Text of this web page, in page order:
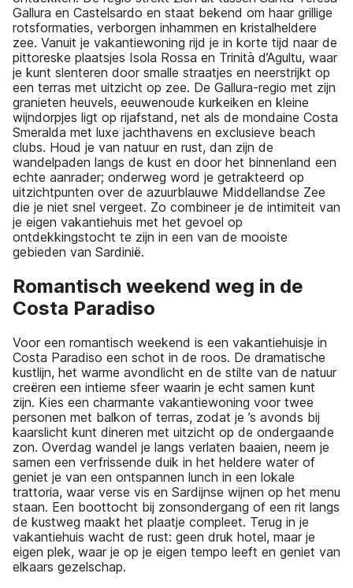
Gallura en Castelsardo en staat bekend om haar grillige
rotsformaties, verborgen inhammen en kristalheldere
zee. Vanuit je vakantiewoning rijd je in korte tijd naar de
pittoreske plaatsjes Isola Rossa en Trinità d’Agultu, waar
je kunt slenteren door smalle straatjes en neerstrijkt op
een terras met uitzicht op zee. De Gallura-regio met zijn
granieten heuvels, eeuwenoude kurkeiken en kleine
wijndorpjes ligt op rijafstand, net als de mondaine Costa
Smeralda met luxe jachthavens en exclusieve beach
clubs. Houd je van natuur en rust, dan zijn de
wandelpaden langs de kust en door het binnenland een
echte aanrader; onderweg word je getrakteerd op
uitzichtpunten over de azuurblauwe Middellandse Zee
die je niet snel vergeet. Zo combineer je de intimiteit van
je eigen vakantiehuis met het gevoel op
ontdekkingstocht te zijn in een van de mooiste
gebieden van Sardinië.
Romantisch weekend weg in de
Costa Paradiso
Voor een romantisch weekend is een vakantiehuisje in
Costa Paradiso een schot in de roos. De dramatische
kustlijn, het warme avondlicht en de stilte van de natuur
creëren een intieme sfeer waarin je echt samen kunt
zijn. Kies een charmante vakantiewoning voor twee
personen met balkon of terras, zodat je ’s avonds bij
kaarslicht kunt dineren met uitzicht op de ondergaande
zon. Overdag wandel je langs verlaten baaien, neem je
samen een verfrissende duik in het heldere water of
geniet je van een ontspannen lunch in een lokale
trattoria, waar verse vis en Sardijnse wijnen op het menu
staan. Een boottocht bij zonsondergang of een rit langs
de kustweg maakt het plaatje compleet. Terug in je
vakantiehuis wacht de rust: geen druk hotel, maar je
eigen plek, waar je op je eigen tempo leeft en geniet van
elkaars gezelschap.